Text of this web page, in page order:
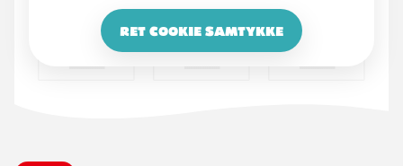
RET COOKIE SAMTYKKE